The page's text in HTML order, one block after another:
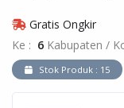
Gratis Ongkir
Ke : 6 Kabupaten /
Stok Produk : 15